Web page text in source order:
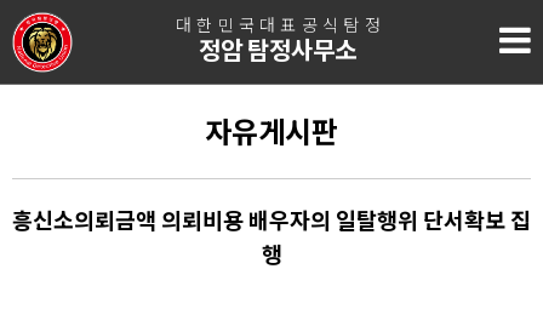
대한민국대표공식탐정
정암 탐정사무소
자유게시판
흥신소의뢰금액 의뢰비용 배우자의 일탈행위 단서확보 집
행